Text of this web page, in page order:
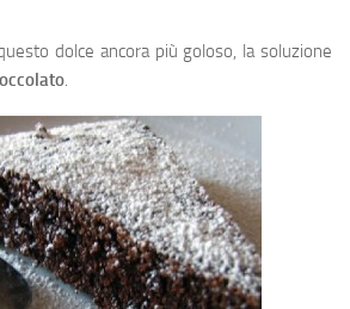
dolce ancora più goloso, la soluzione
.